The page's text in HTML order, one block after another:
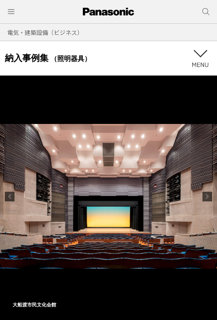
電気・建築設備（ビジネス）
納入事例集 （照明器具）
大船渡市民文化会館